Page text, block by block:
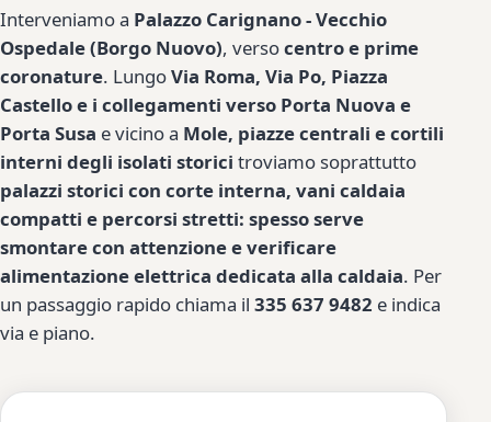
Interveniamo a Palazzo Carignano - Vecchio
Ospedale (Borgo Nuovo), versocentro e prime
coronature. LungoVia Roma, Via Po, Piazza
Castello e i collegamenti verso Porta Nuova e
Porta Susa e vicino a Mole, piazze centrali e cortili
interni degli isolati storici troviamo soprattutto
palazzi storici con corte interna, vani caldaia
compatti e percorsi stretti: spesso serve
smontare con attenzione e verificare
alimentazione elettrica dedicata alla caldaia. Per
un passaggio rapido chiama il 335 637 9482 e indica
via e piano.